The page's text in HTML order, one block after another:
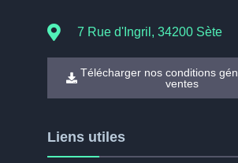
7 Rue d'Ingril, 34200 Sète
Télécharger nos conditions
ventes
Liens utiles